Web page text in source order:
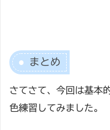
まとめ
さてさて、今回は基本
色練習してみました。